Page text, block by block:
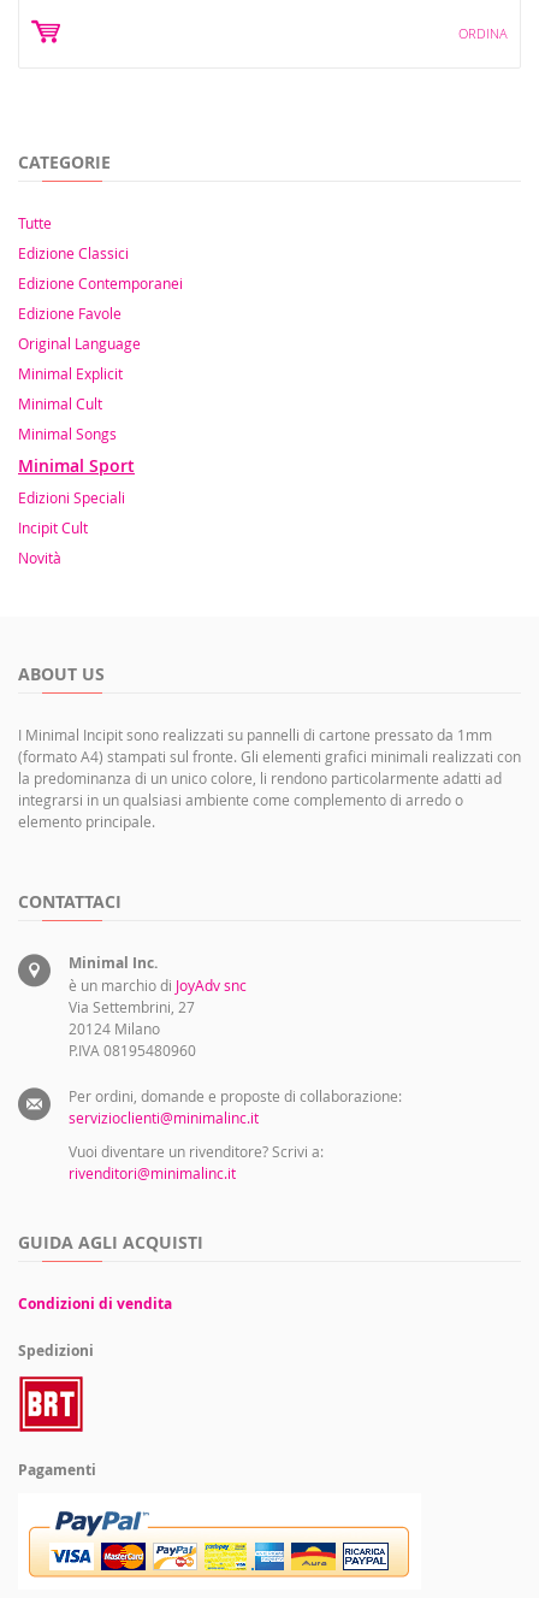
ORDINA
CATEGORIE
Tutte
Edizione Classici
Edizione Contemporanei
Edizione Favole
Original Language
Minimal Explicit
Minimal Cult
Minimal Songs
Minimal Sport
Edizioni Speciali
Incipit Cult
Novità
ABOUT US
I Minimal Incipit sono realizzati su pannelli di cartone pressato da 1mm
(formato A4) stampati sul fronte. Gli elementi grafici minimali realizzati con
la predominanza di un unico colore, li rendono particolarmente adatti ad
integrarsi in un qualsiasi ambiente come complemento di arredo o
elemento principale.
CONTATTACI
Minimal Inc.
è un marchio di JoyAdv snc
Via Settembrini, 27
20124 Milano
P.IVA 08195480960
Per ordini, domande e proposte di collaborazione:
servizioclienti@minimalinc.it
Vuoi diventare un rivenditore? Scrivi a:
rivenditori@minimalinc.it
GUIDA AGLI ACQUISTI
Condizioni di vendita
Spedizioni
Pagamenti